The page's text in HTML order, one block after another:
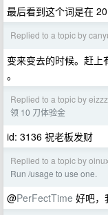
最后看到这个词是在
Replied to a topic by
变来变去的时候。赶
。
Replied to a topic by eizzz
领 10 刀体验金
id: 3136 祝老板发财
Replied to a topic by
Run /usage to use one.
@PerFectTime 好吧，